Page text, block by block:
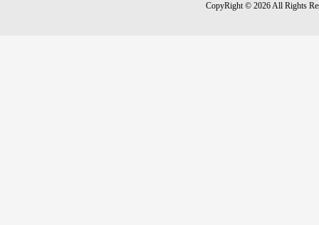
CopyRight © 2026 All Rights